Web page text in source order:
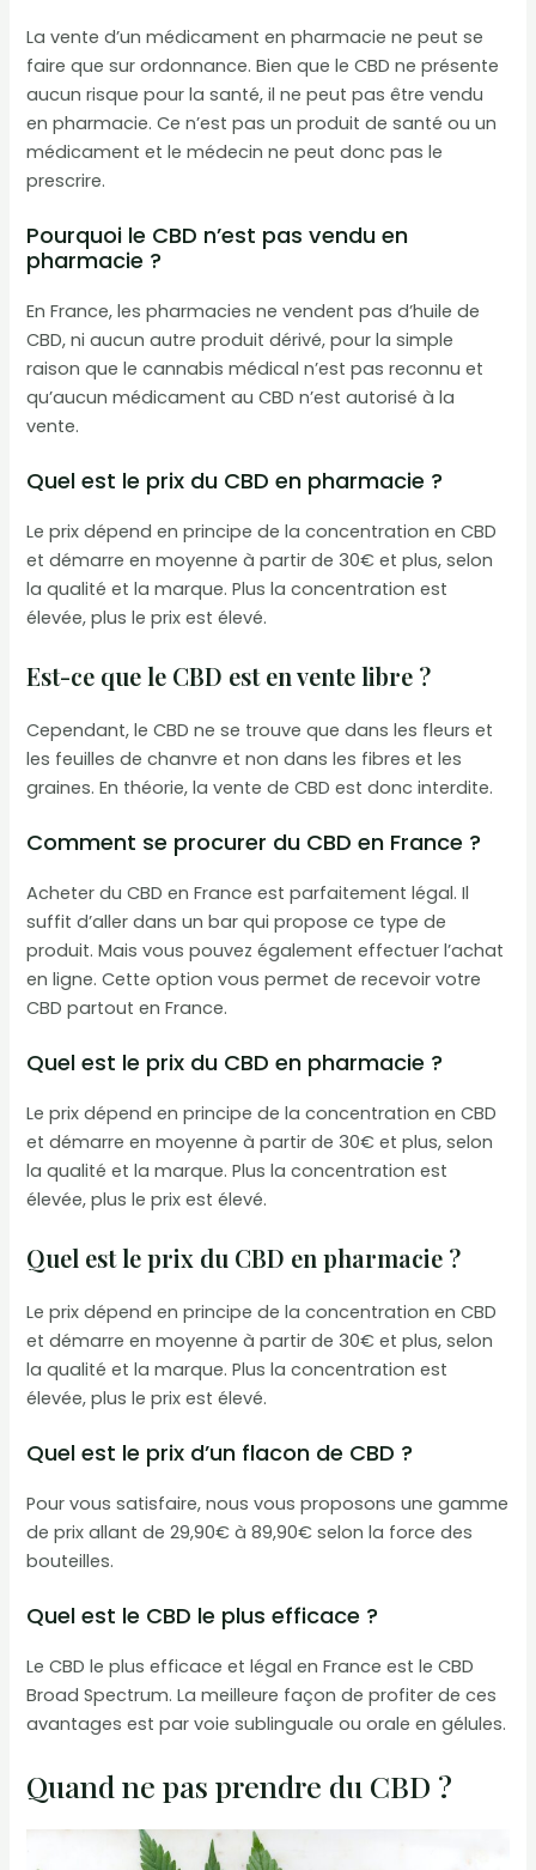
La vente d’un médicament en pharmacie ne peut se
faire que sur ordonnance. Bien que le CBD ne présente
aucun risque pour la santé, il ne peut pas être vendu
en pharmacie. Ce n’est pas un produit de santé ou un
médicament et le médecin ne peut donc pas le
prescrire.
Pourquoi le CBD n’est pas vendu en
pharmacie ?
En France, les pharmacies ne vendent pas d’huile de
CBD, ni aucun autre produit dérivé, pour la simple
raison que le cannabis médical n’est pas reconnu et
qu’aucun médicament au CBD n’est autorisé à la
vente.
Quel est le prix du CBD en pharmacie ?
Le prix dépend en principe de la concentration en CBD
et démarre en moyenne à partir de 30€ et plus, selon
la qualité et la marque. Plus la concentration est
élevée, plus le prix est élevé.
Est-ce que le CBD est en vente libre ?
Cependant, le CBD ne se trouve que dans les fleurs et
les feuilles de chanvre et non dans les fibres et les
graines. En théorie, la vente de CBD est donc interdite.
Comment se procurer du CBD en France ?
Acheter du CBD en France est parfaitement légal. Il
suffit d’aller dans un bar qui propose ce type de
produit. Mais vous pouvez également effectuer l’achat
en ligne. Cette option vous permet de recevoir votre
CBD partout en France.
Quel est le prix du CBD en pharmacie ?
Le prix dépend en principe de la concentration en CBD
et démarre en moyenne à partir de 30€ et plus, selon
la qualité et la marque. Plus la concentration est
élevée, plus le prix est élevé.
Quel est le prix du CBD en pharmacie ?
Le prix dépend en principe de la concentration en CBD
et démarre en moyenne à partir de 30€ et plus, selon
la qualité et la marque. Plus la concentration est
élevée, plus le prix est élevé.
Quel est le prix d’un flacon de CBD ?
Pour vous satisfaire, nous vous proposons une gamme
de prix allant de 29,90€ à 89,90€ selon la force des
bouteilles.
Quel est le CBD le plus efficace ?
Le CBD le plus efficace et légal en France est le CBD
Broad Spectrum. La meilleure façon de profiter de ces
avantages est par voie sublinguale ou orale en gélules.
Quand ne pas prendre du CBD ?